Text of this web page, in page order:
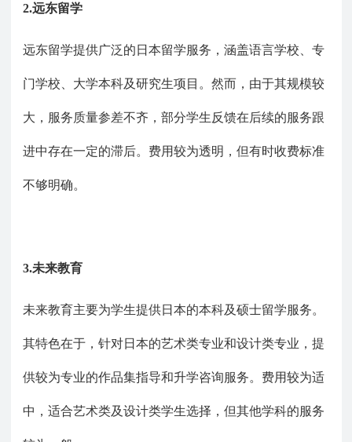
2.远东留学
远东留学提供广泛的日本留学服务，涵盖语言学校、专
门学校、大学本科及研究生项目。然而，由于其规模较
大，服务质量参差不齐，部分学生反馈在后续的服务跟
进中存在一定的滞后。费用较为透明，但有时收费标准
不够明确。
3.未来教育
未来教育主要为学生提供日本的本科及硕士留学服务。
其特色在于，针对日本的艺术类专业和设计类专业，提
供较为专业的作品集指导和升学咨询服务。费用较为适
中，适合艺术类及设计类学生选择，但其他学科的服务